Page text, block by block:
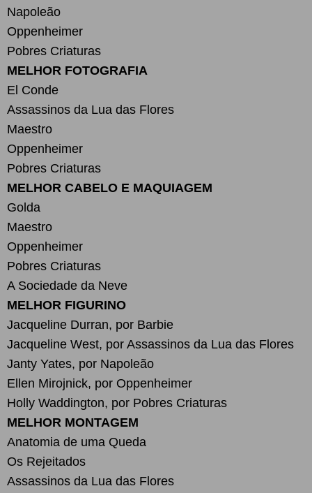
Napoleão
Oppenheimer
Pobres Criaturas
MELHOR FOTOGRAFIA
El Conde
Assassinos da Lua das Flores
Maestro
Oppenheimer
Pobres Criaturas
MELHOR CABELO E MAQUIAGEM
Golda
Maestro
Oppenheimer
Pobres Criaturas
A Sociedade da Neve
MELHOR FIGURINO
Jacqueline Durran, por Barbie
Jacqueline West, por Assassinos da Lua das Flores
Janty Yates, por Napoleão
Ellen Mirojnick, por Oppenheimer
Holly Waddington, por Pobres Criaturas
MELHOR MONTAGEM
Anatomia de uma Queda
Os Rejeitados
Assassinos da Lua das Flores